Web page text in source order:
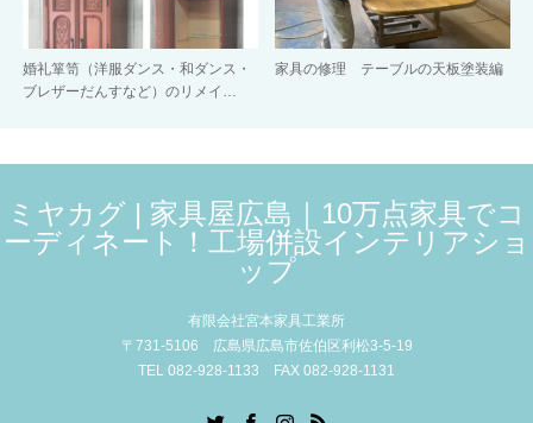
婚礼箪笥（洋服ダンス・和ダンス・
ブレザーだんすなど）のリメイ…
家具の修理 テーブルの天板塗装編
ミヤカグ | 家具屋広島｜10万点家具でコ
ーディネート！工場併設インテリアショ
ップ
有限会社宮本家具工業所
〒731-5106 広島県広島市佐伯区利松3-5-19
TEL 082-928-1133 FAX 082-928-1131
RSS